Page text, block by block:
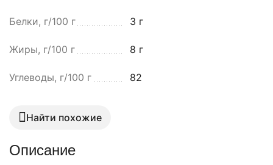
Белки, г/100 г 3 г
Жиры, г/100 г 8 г
Углеводы, г/100 г 82
Найти похожие
Описание